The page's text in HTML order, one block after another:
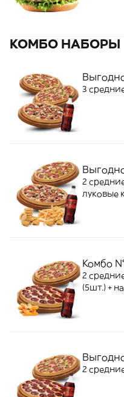
КОМБО НАБОРЫ
3
2
луковые
Комбо
2
(5шт.) +
2